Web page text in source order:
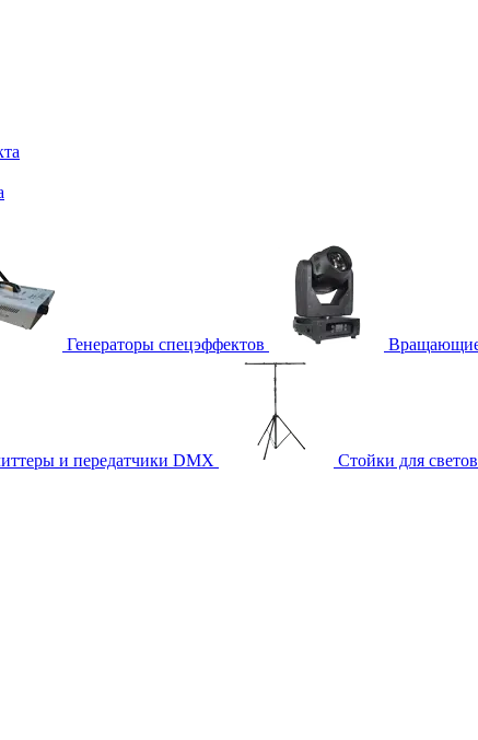
Генераторы спецэффектов
и передатчики DMX Стойки для